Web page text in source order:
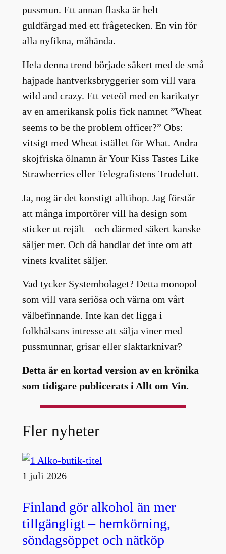
pussmun. Ett annan flaska är helt
guldfärgad med ett frågetecken. En vin för
alla nyfikna, måhända.
Hela denna trend började säkert med de små
hajpade hantverksbryggerier som vill vara
wild and crazy. Ett veteöl med en karikatyr
av en amerikansk polis fick namnet ”Wheat
seems to be the problem officer?” Obs:
vitsigt med Wheat istället för What. Andra
skojfriska ölnamn är Your Kiss Tastes Like
Strawberries eller Telegrafistens Trudelutt.
Ja, nog är det konstigt alltihop. Jag förstår
att många importörer vill ha design som
sticker ut rejält – och därmed säkert kanske
säljer mer. Och då handlar det inte om att
vinets kvalitet säljer.
Vad tycker Systembolaget? Detta monopol
som vill vara seriösa och värna om vårt
välbefinnande. Inte kan det ligga i
folkhälsans intresse att sälja viner med
pussmunnar, grisar eller slaktarknivar?
Detta är en kortad version av en krönika
som tidigare publicerats i Allt om Vin.
Fler nyheter
1 juli 2026
Finland gör alkohol än mer
tillgängligt – hemkörning,
söndagsöppet och nätköp